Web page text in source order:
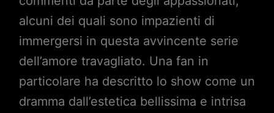
alcuni dei quali sono impazienti di
immergersi in questa avvincente serie
dell’amore travagliato. Una fan in
particolare ha descritto lo show come un
dramma dall’estetica bellissima e intrisa